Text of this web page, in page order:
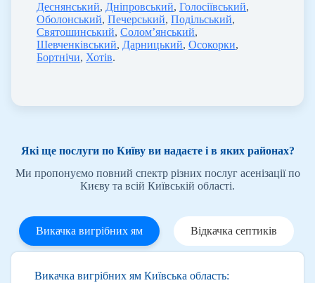
Деснянський, Дніпровський, Голосіївський,
Оболонський, Печерський, Подільський,
Святошинський, Солом’янський,
Шевченківський, Дарницький, Осокорки,
Бортнічи, Хотів.
Які ще послуги по Київу ви надаєте і в яких районах?
Ми пропонуємо повний спектр різних послуг асенізації по
Києву та всій Київській області.
Викачка вигрібних ям Відкачка септиків
Викачка вигрібних ям Київська область: